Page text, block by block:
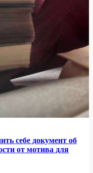
себе документ об
от мотива для